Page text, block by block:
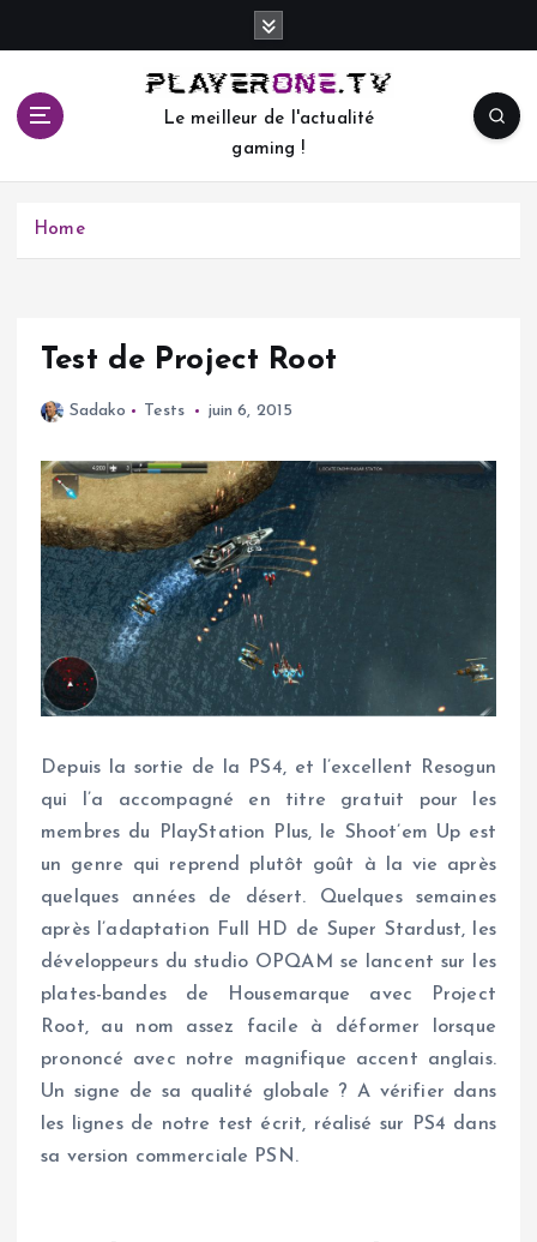
c
Le meilleur de l'actualité
gaming !
Home
Test de Project Root
Sadako Tests juin 6, 2015
Depuis la sortie de la PS4, et l’excellent Resogun
qui l’a accompagné en titre gratuit pour les
membres du PlayStation Plus, le Shoot’em Up est
un genre qui reprend plutôt goût à la vie après
quelques années de désert. Quelques semaines
après l’adaptation Full HD de Super Stardust, les
développeurs du studio OPQAM se lancent sur les
plates-bandes de Housemarque avec Project
Root, au nom assez facile à déformer lorsque
prononcé avec notre magnifique accent anglais.
Un signe de sa qualité globale ? A vérifier dans
les lignes de notre test écrit, réalisé sur PS4 dans
sa version commerciale PSN.